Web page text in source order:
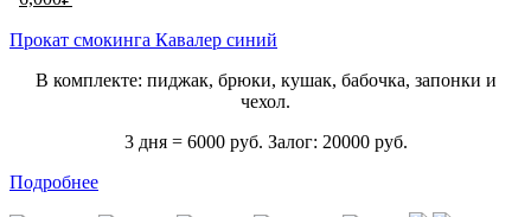
Прокат смокинга Кавалер синий
В комплекте: пиджак, брюки, кушак, бабочка, запонки и
чехол.
3 дня = 6000 руб. Залог: 20000 руб.
Подробнее